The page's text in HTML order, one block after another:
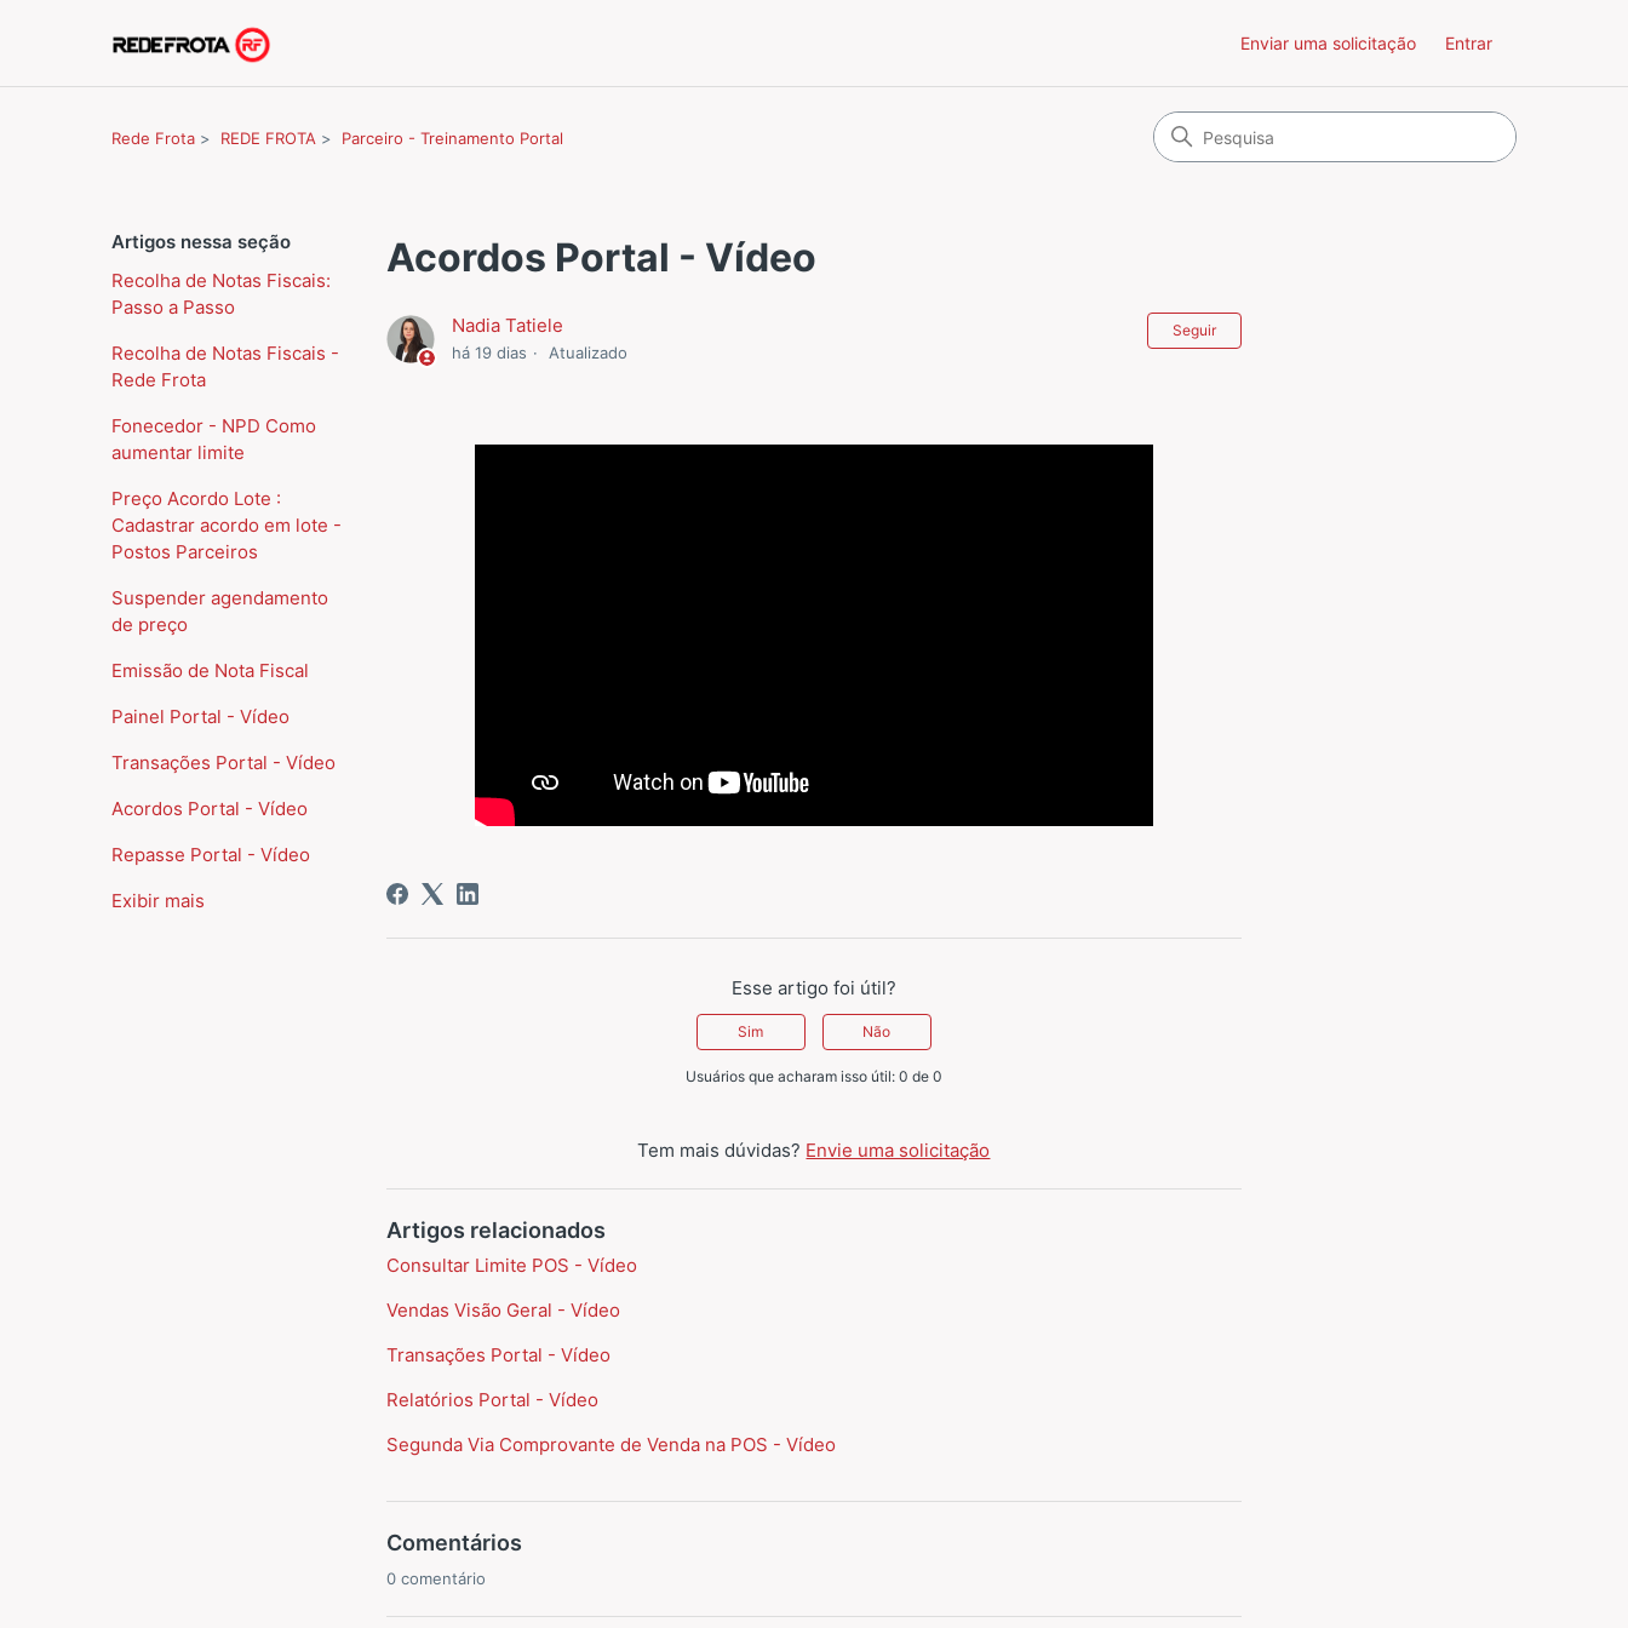
Enviar uma solicitação Entrar
Rede Frota REDE FROTA Parceiro - Treinamento Portal
Artigos nessa seção
Recolha de Notas Fiscais:
Passo a Passo
Recolha de Notas Fiscais -
Rede Frota
Fonecedor - NPD Como
aumentar limite
Preço Acordo Lote :
Cadastrar acordo em lote -
Postos Parceiros
Suspender agendamento
de preço
Emissão de Nota Fiscal
Painel Portal - Vídeo
Transações Portal - Vídeo
Acordos Portal - Vídeo
Repasse Portal - Vídeo
Exibir mais
Acordos Portal - Vídeo
Nadia Tatiele
há 19 dias Atualizado
Seguir
Esse artigo foi útil?
Sim Não
Usuários que acharam isso útil: 0 de 0
Tem mais dúvidas? Envie uma solicitação
Artigos relacionados
Consultar Limite POS - Vídeo
Vendas Visão Geral - Vídeo
Transações Portal - Vídeo
Relatórios Portal - Vídeo
Segunda Via Comprovante de Venda na POS - Vídeo
Comentários
0 comentário